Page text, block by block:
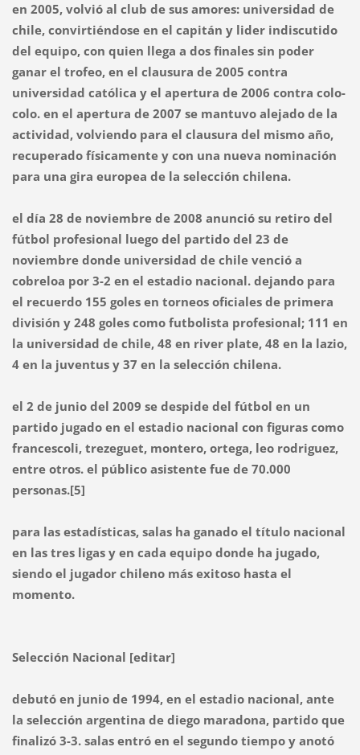
en 2005, volvió al club de sus amores: universidad de
chile, convirtiéndose en el capitán y lider indiscutido
del equipo, con quien llega a dos finales sin poder
ganar el trofeo, en el clausura de 2005 contra
universidad católica y el apertura de 2006 contra colo-
colo. en el apertura de 2007 se mantuvo alejado de la
actividad, volviendo para el clausura del mismo año,
recuperado físicamente y con una nueva nominación
para una gira europea de la selección chilena.
el día 28 de noviembre de 2008 anunció su retiro del
fútbol profesional luego del partido del 23 de
noviembre donde universidad de chile venció a
cobreloa por 3-2 en el estadio nacional. dejando para
el recuerdo 155 goles en torneos oficiales de primera
división y 248 goles como futbolista profesional; 111 en
la universidad de chile, 48 en river plate, 48 en la lazio,
4 en la juventus y 37 en la selección chilena.
el 2 de junio del 2009 se despide del fútbol en un
partido jugado en el estadio nacional con figuras como
francescoli, trezeguet, montero, ortega, leo rodriguez,
entre otros. el público asistente fue de 70.000
personas.[5]
para las estadísticas, salas ha ganado el título nacional
en las tres ligas y en cada equipo donde ha jugado,
siendo el jugador chileno más exitoso hasta el
momento.
Selección Nacional [editar]
debutó en junio de 1994, en el estadio nacional, ante
la selección argentina de diego maradona, partido que
finalizó 3-3. salas entró en el segundo tiempo y anotó